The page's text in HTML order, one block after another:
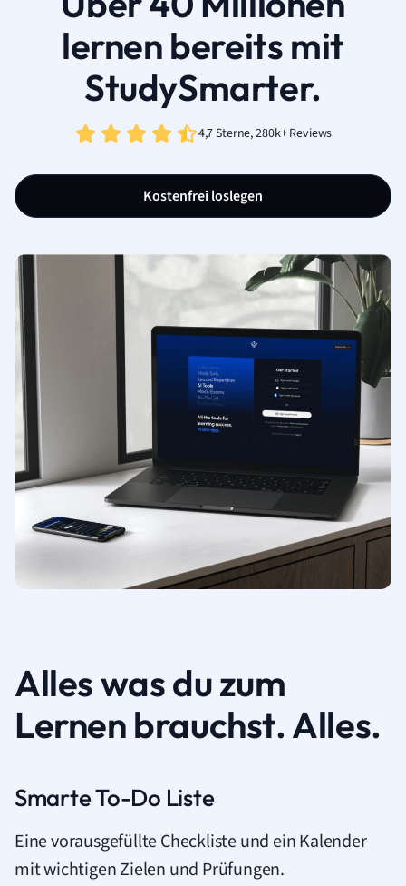
lernen bereits mit
StudySmarter.
4,7 Sterne, 280k+ Reviews
Kostenfrei loslegen
Alles was du zum
Lernen brauchst. Alles.
Smarte To-Do Liste
Eine vorausgefüllte Checkliste und ein Kalender
mit wichtigen Zielen und Prüfungen.